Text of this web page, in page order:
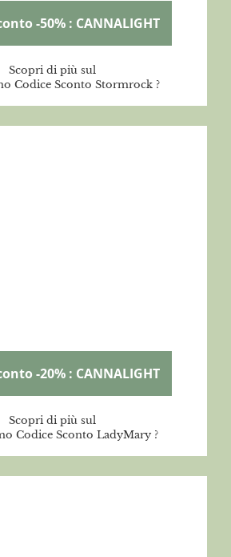
-50% : CANNALIGHT
Scopri di più sul
Codice Sconto Stormrock ?
-20% : CANNALIGHT
Scopri di più sul
Codice Sconto LadyMary ?